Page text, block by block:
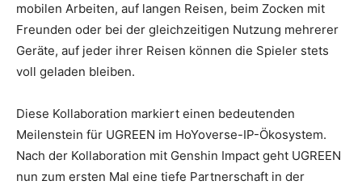
mobilen Arbeiten, auf langen Reisen, beim Zocken mit
Freunden oder bei der gleichzeitigen Nutzung mehrerer
Geräte, auf jeder ihrer Reisen können die Spieler stets
voll geladen bleiben.
Diese Kollaboration markiert einen bedeutenden
Meilenstein für UGREEN im HoYoverse-IP-Ökosystem.
Nach der Kollaboration mit Genshin Impact geht UGREEN
nun zum ersten Mal eine tiefe Partnerschaft in der